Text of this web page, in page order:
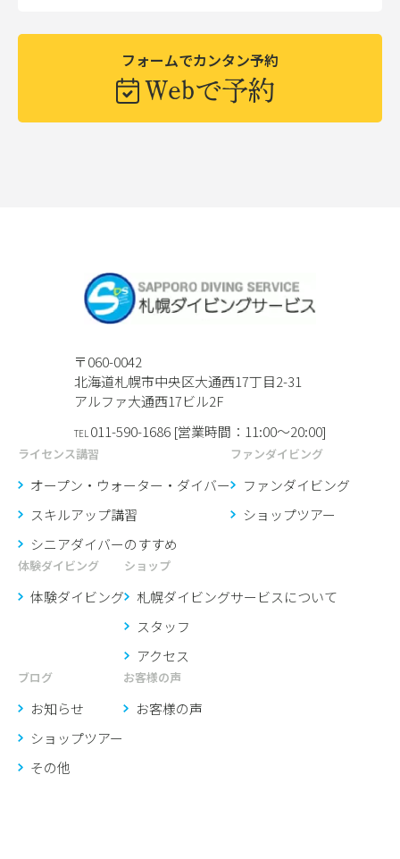
フォームでカンタン予約
Webで予約
〒060-0042
北海道札幌市中央区大通西17丁目2-31
アルファ大通西17ビル2F
TEL 011-590-1686 [営業時間：11:00〜20:00]
ライセンス講習
オープン・ウォーター・ダイバー
スキルアップ講習
シニアダイバーのすすめ
ファンダイビング
ファンダイビング
ショップツアー
体験ダイビング
体験ダイビング
ショップ
札幌ダイビングサービスについて
スタッフ
アクセス
ブログ
お知らせ
ショップツアー
その他
お客様の声
お客様の声